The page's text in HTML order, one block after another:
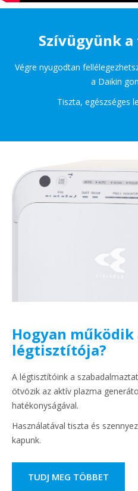
Szívügyünk
Végre nyugodtan
a Daikin
Tiszta, egészséges
Hogyan működik
légtisztítója?
A légtisztítóink a
ötvözik az aktív plazma
hatékonyságával.
Használatával tiszta és
kapunk.
TUDJ MEG TÖBBET